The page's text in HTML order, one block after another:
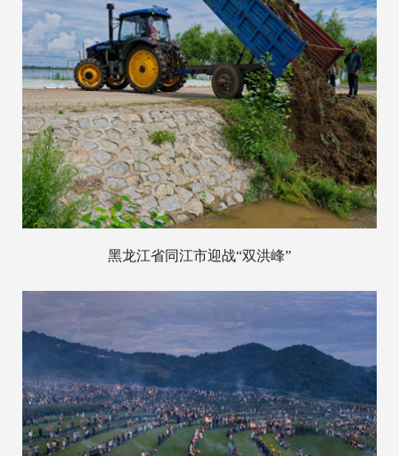
黑龙江省同江市迎战“双洪峰”